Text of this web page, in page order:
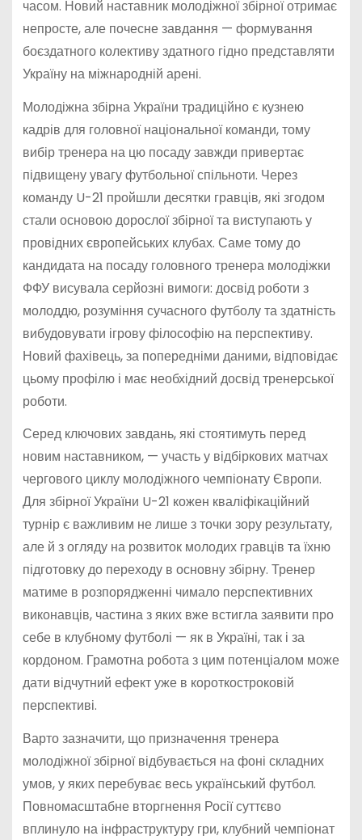
часом. Новий наставник молодіжної збірної отримає
непросте, але почесне завдання — формування
боєздатного колективу здатного гідно представляти
Україну на міжнародній арені.
Молодіжна збірна України традиційно є кузнею
кадрів для головної національної команди, тому
вибір тренера на цю посаду завжди привертає
підвищену увагу футбольної спільноти. Через
команду U-21 пройшли десятки гравців, які згодом
стали основою дорослої збірної та виступають у
провідних європейських клубах. Саме тому до
кандидата на посаду головного тренера молодіжки
ФФУ висувала серйозні вимоги: досвід роботи з
молоддю, розуміння сучасного футболу та здатність
вибудовувати ігрову філософію на перспективу.
Новий фахівець, за попередніми даними, відповідає
цьому профілю і має необхідний досвід тренерської
роботи.
Серед ключових завдань, які стоятимуть перед
новим наставником, — участь у відбіркових матчах
чергового циклу молодіжного чемпіонату Європи.
Для збірної України U-21 кожен кваліфікаційний
турнір є важливим не лише з точки зору результату,
але й з огляду на розвиток молодих гравців та їхню
підготовку до переходу в основну збірну. Тренер
матиме в розпорядженні чимало перспективних
виконавців, частина з яких вже встигла заявити про
себе в клубному футболі — як в Україні, так і за
кордоном. Грамотна робота з цим потенціалом може
дати відчутний ефект уже в короткостроковій
перспективі.
Варто зазначити, що призначення тренера
молодіжної збірної відбувається на фоні складних
умов, у яких перебуває весь український футбол.
Повномасштабне вторгнення Росії суттєво
вплинуло на інфраструктуру гри, клубний чемпіонат